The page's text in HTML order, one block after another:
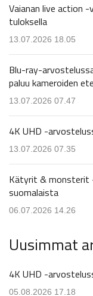
Vaianan live action
tuloksella
13.07.2026 18.05
Blu-ray-
paluu kameroiden
13.07.2026 07.47
4K UHD -
13.07.2026 07.35
Kätyrit & monsterit
suomalaista
06.07.2026 14.26
Uusimmat
4K UHD -
05.08.2026 17.18